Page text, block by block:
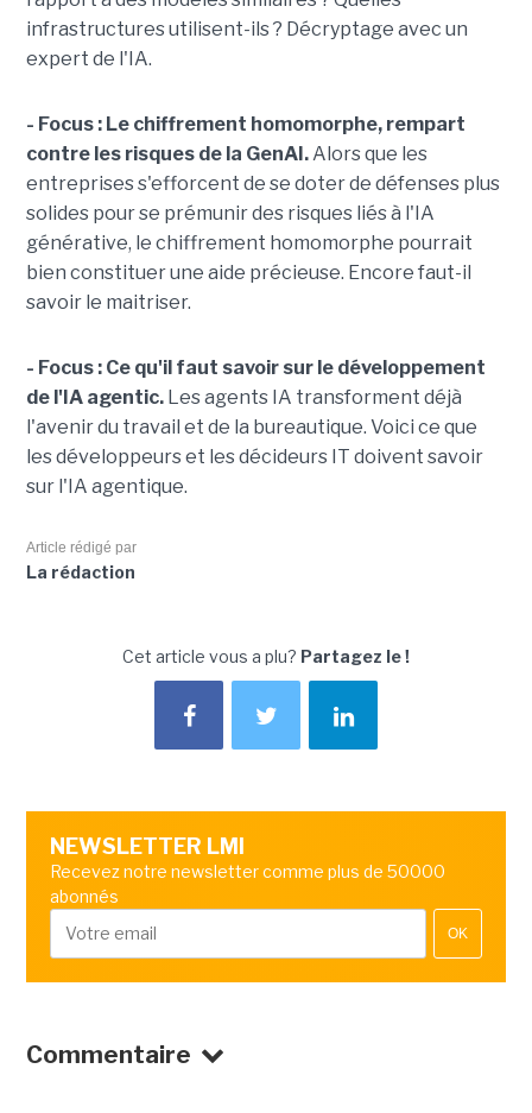
infrastructures utilisent-ils ? Décryptage avec un
expert de l'IA.
- Focus : Le chiffrement homomorphe, rempart
contre les risques de la GenAI.Alors que les
entreprises s'efforcent de se doter de défenses plus
solides pour se prémunir des risques liés à l'IA
générative, le chiffrement homomorphe pourrait
bien constituer une aide précieuse. Encore faut-il
savoir le maitriser.
- Focus : Ce qu'il faut savoir sur le développement
de l'IA agentic.Les agents IA transforment déjà
l'avenir du travail et de la bureautique. Voici ce que
les développeurs et les décideurs IT doivent savoir
sur l'IA agentique.
Article rédigé par
La rédaction
Cet article vous a plu? Partagez le !
NEWSLETTER LMI
Recevez notre newsletter comme plus de 50000
abonnés
OK
Commentaire